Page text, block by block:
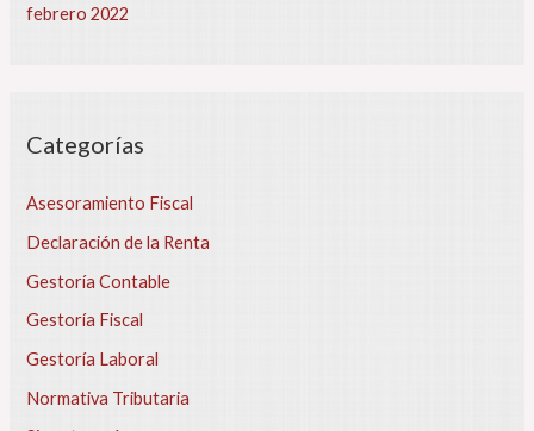
febrero 2022
Categorías
Asesoramiento Fiscal
Declaración de la Renta
Gestoría Contable
Gestoría Fiscal
Gestoría Laboral
Normativa Tributaria